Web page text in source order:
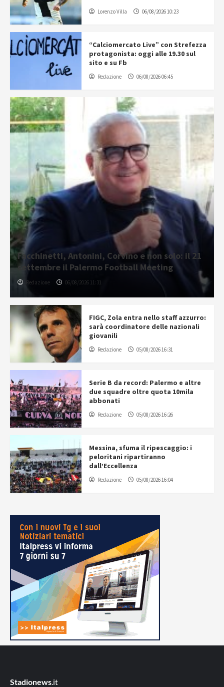
Lorenzo Villa 06/08/2026 10:23
“Calciomercato Live” con Strefezza
protagonista: oggi alle 19.30 sul
sito e su Fb
Redazione 06/08/2026 06:45
Facchinetti, Antonini, Corvino e non solo: il 21
settembre il Palermo Football Meeting
Redazione 06/08/2026 11:31
FIGC, Zola entra nello staff azzurro:
sarà coordinatore delle nazionali
giovanili
Redazione 05/08/2026 16:31
Serie B da record: Palermo e altre
due squadre oltre quota 10mila
abbonati
Redazione 05/08/2026 16:26
Messina, sfuma il ripescaggio: i
peloritani ripartiranno
dall’Eccellenza
Redazione 05/08/2026 16:04
Stadionews.it